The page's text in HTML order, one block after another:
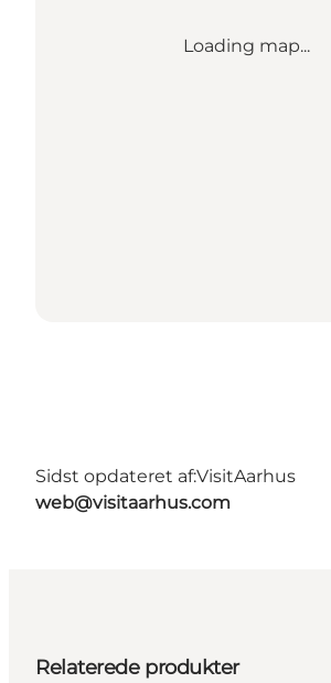
Loading map...
Sidst opdateret af:VisitAarhus
web@visitaarhus.com
Relaterede produkter